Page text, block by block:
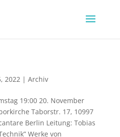
2022| Archiv
19:00 20. November
Taborstr. 17, 10997
Berlin Leitung: Tobias
Werke von